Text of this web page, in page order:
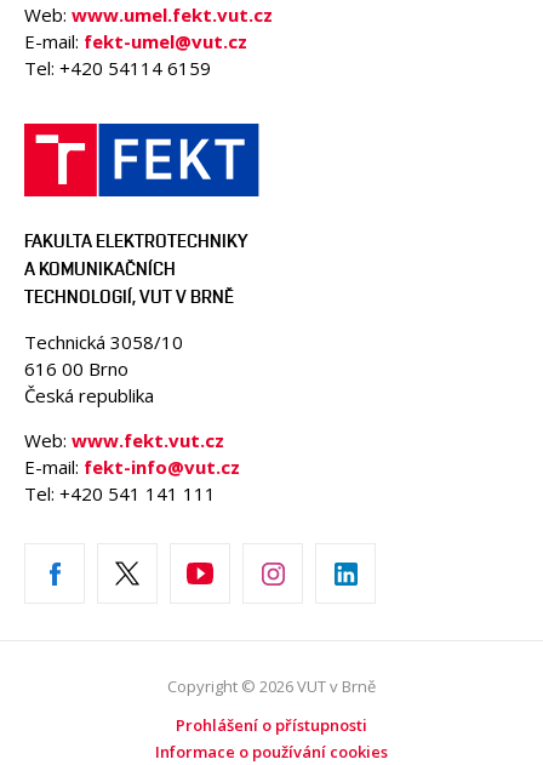
Web: www.umel.fekt.vut.cz
E-mail: fekt-umel@vut.cz
Tel: +420 54114 6159
FAKULTA ELEKTROTECHNIKY
A KOMUNIKAČNÍCH
TECHNOLOGIÍ, VUT V BRNĚ
Technická 3058/10
616 00 Brno
Česká republika
Web: www.fekt.vut.cz
E-mail: fekt-info@vut.cz
Tel: +420 541 141 111
Copyright © 2026 VUT v Brně
Prohlášení o přístupnosti
Informace o používání cookies